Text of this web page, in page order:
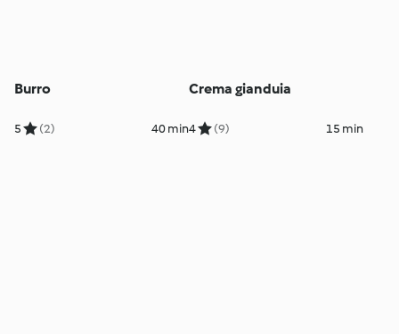
Burro
5 (2) 40 min
Crema gianduia
4 (9) 15 min